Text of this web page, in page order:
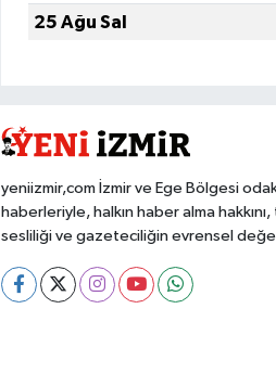
25 Ağu Sal
yeniizmir,com İzmir ve Ege Bölgesi
haberleriyle, halkın haber alma hakkını,
sesliliği ve gazeteciliğin evrensel